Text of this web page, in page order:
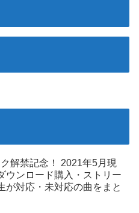
ク解禁記念！ 2021年5月現
ウンロード購入・ストリー
が対応・未対応の曲をまと